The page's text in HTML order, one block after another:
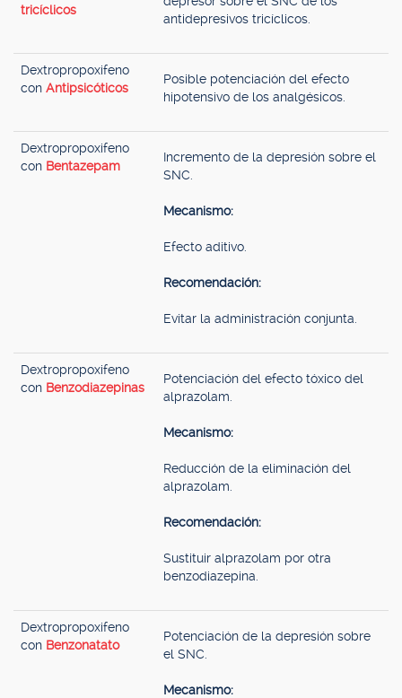
tricíclicos
antidepresivos tricíclicos.
Dextropropoxifeno
con Antipsicóticos
Posible potenciación del efecto
hipotensivo de los analgésicos.
Dextropropoxifeno
con Bentazepam
Incremento de la depresión sobre el
SNC.
Mecanismo:
Efecto aditivo.
Recomendación:
Evitar la administración conjunta.
Dextropropoxifeno
con Benzodiazepinas
Potenciación del efecto tóxico del
alprazolam.
Mecanismo:
Reducción de la eliminación del
alprazolam.
Recomendación:
Sustituir alprazolam por otra
benzodiazepina.
Dextropropoxifeno
con Benzonatato
Potenciación de la depresión sobre
el SNC.
Mecanismo: